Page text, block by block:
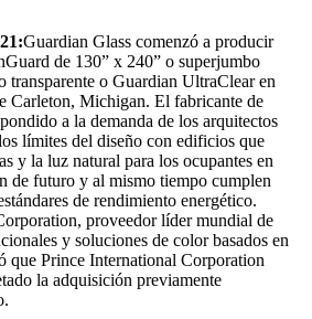
Guardian Glass comenzó a producir
de 130” x 240” o superjumbo
transparente o Guardian UltraClear en
Carleton, Michigan. El fabricante de
a la demanda de los arquitectos
límites del diseño con edificios que
y la luz natural para los ocupantes en
de futuro y al mismo tiempo cumplen
de rendimiento energético.
proveedor líder mundial de
y soluciones de color basados ​​en
que Prince International Corporation
la adquisición previamente